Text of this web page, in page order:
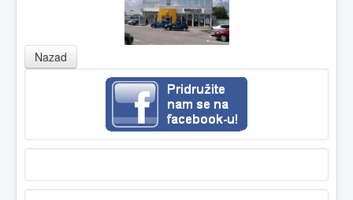
Nazad